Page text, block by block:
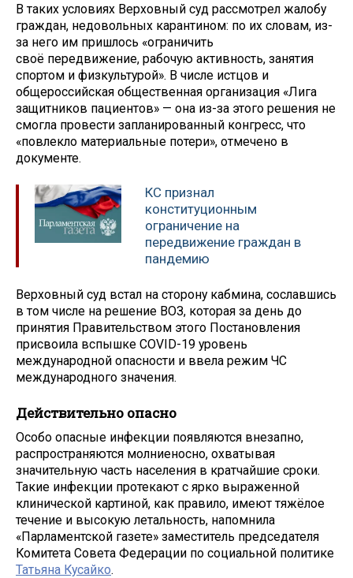
В таких условиях Верховный суд рассмотрел жалобу
граждан, недовольных карантином: по их словам, из-
за него им пришлось «ограничить
своё передвижение, рабочую активность, занятия
спортом и физкультурой». В числе истцов и
общероссийская общественная организация «Лига
защитников пациентов» — она из-за этого решения не
смогла провести запланированный конгресс, что
«повлекло материальные потери», отмечено в
документе.
КС признал
конституционным
ограничение на
передвижение граждан в
пандемию
Верховный суд встал на сторону кабмина, сославшись
в том числе на решение ВОЗ, которая за день до
принятия Правительством этого Постановления
присвоила вспышке COVID-19 уровень
международной опасности и ввела режим ЧС
международного значения.
Действительно опасно
Особо опасные инфекции появляются внезапно,
распространяются молниеносно, охватывая
значительную часть населения в кратчайшие сроки.
Такие инфекции протекают с ярко выраженной
клинической картиной, как правило, имеют тяжёлое
течение и высокую летальность, напомнила
«Парламентской газете» заместитель председателя
Комитета Совета Федерации по социальной политике
Татьяна Кусайко.